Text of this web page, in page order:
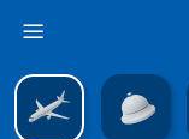
%